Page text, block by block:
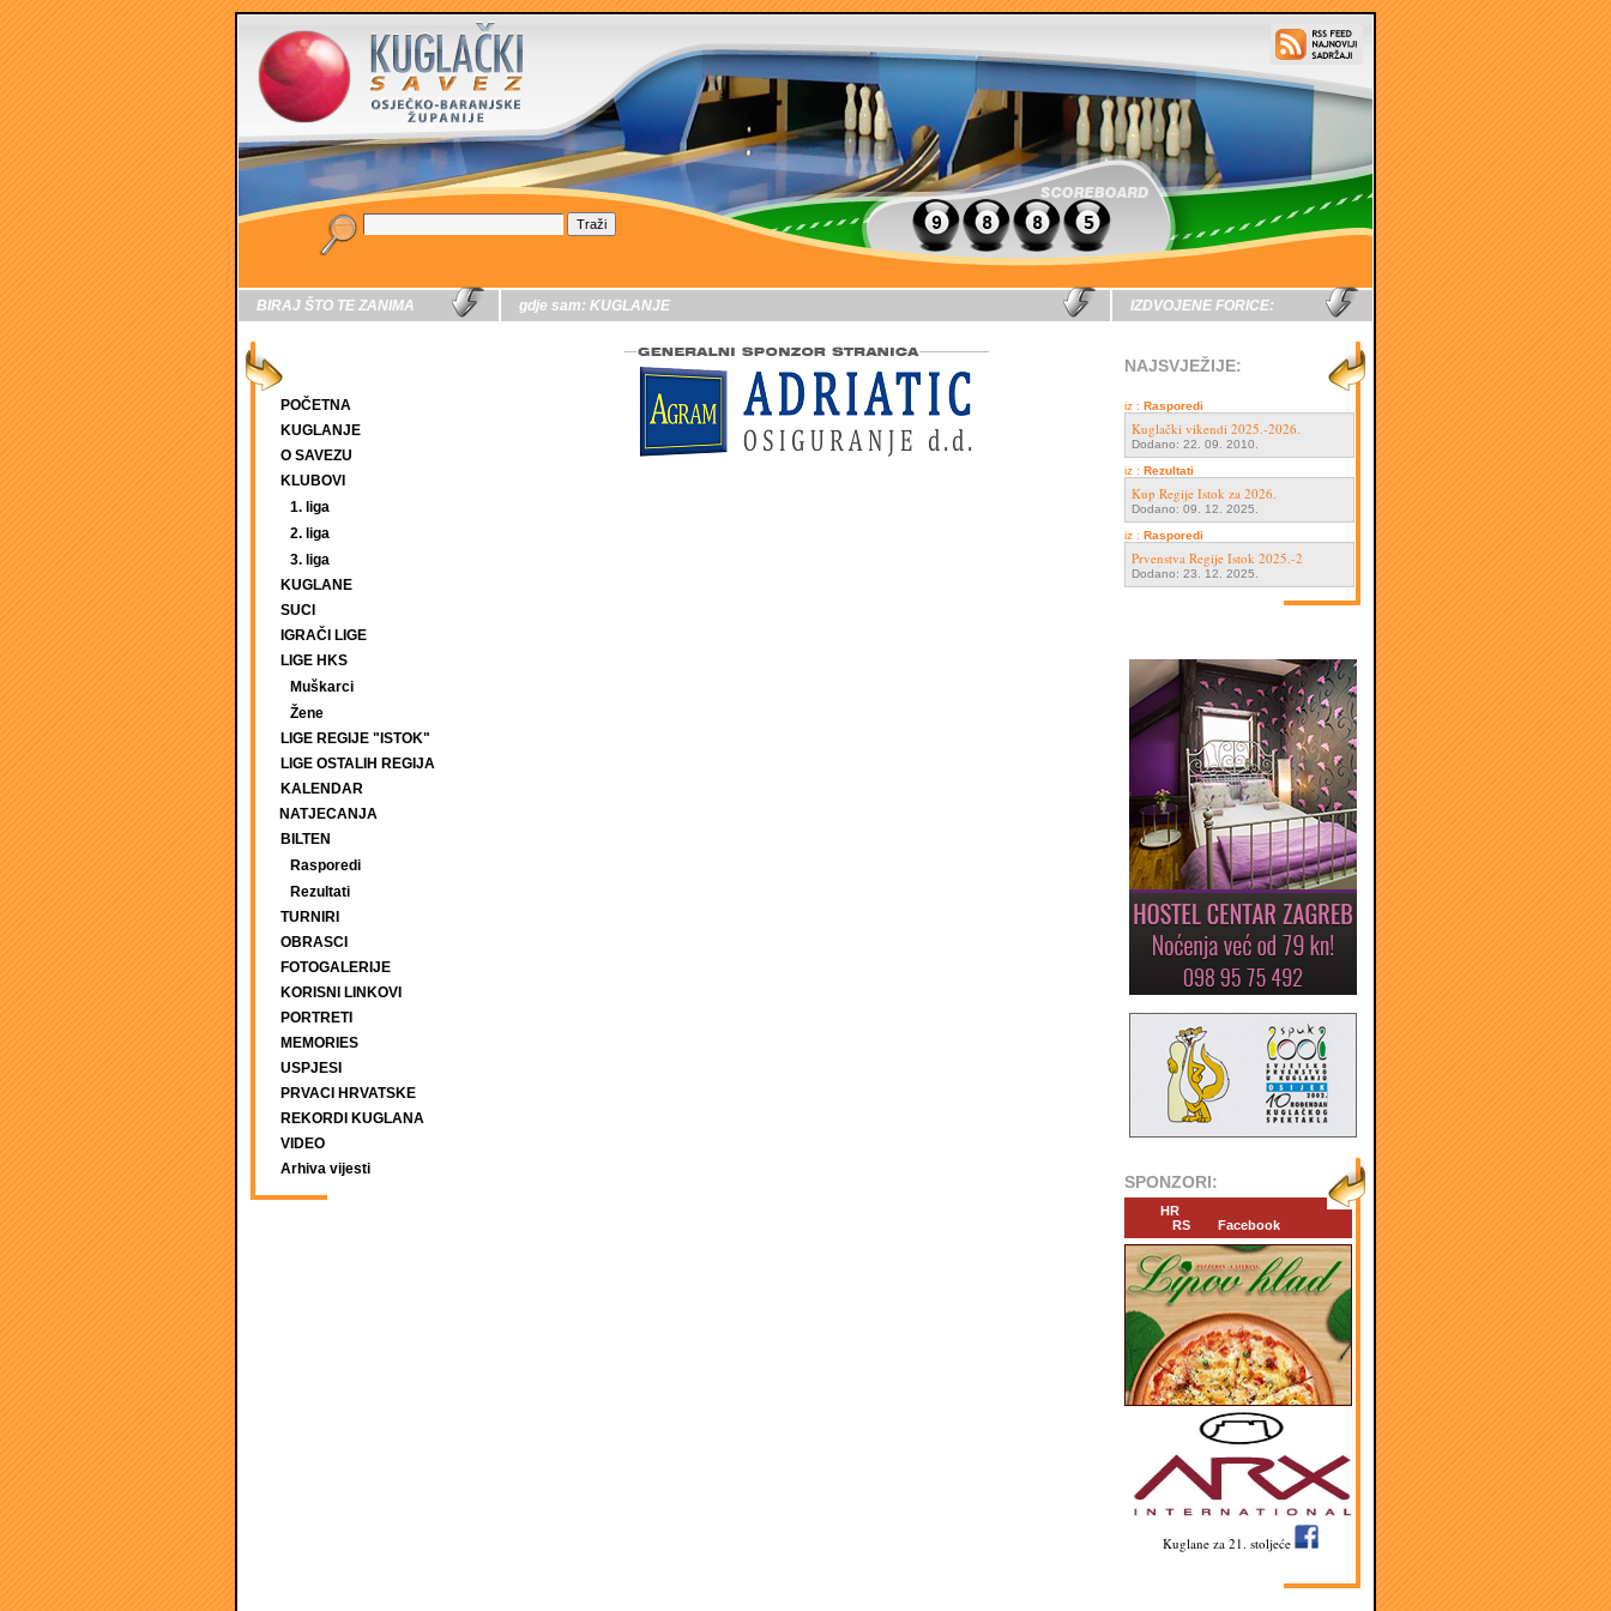
BIRAJ ŠTO TE ZANIMA
POČETNA
KUGLANJE
O SAVEZU
KLUBOVI
1. liga
2. liga
3. liga
KUGLANE
SUCI
IGRAČI LIGE
LIGE HKS
Muškarci
Žene
LIGE REGIJE "ISTOK"
LIGE OSTALIH REGIJA
KALENDAR
NATJECANJA
BILTEN
Rasporedi
Rezultati
TURNIRI
OBRASCI
FOTOGALERIJE
KORISNI LINKOVI
PORTRETI
MEMORIES
USPJESI
PRVACI HRVATSKE
REKORDI KUGLANA
VIDEO
Arhiva vijesti
gdje sam: KUGLANJE IZDVOJENE FORICE:
NAJSVJEŽIJE:
iz : Rasporedi
Kuglački vikendi 2025.-2026.
Dodano: 22. 09. 2010.
iz : Rezultati
Kup Regije Istok za 2026.
Dodano: 09. 12. 2025.
iz : Rasporedi
Prvenstva Regije Istok 2025.-2
Dodano: 23. 12. 2025.
SPONZORI:
HR
RS
Facebook
Kuglane za 21. stoljeće